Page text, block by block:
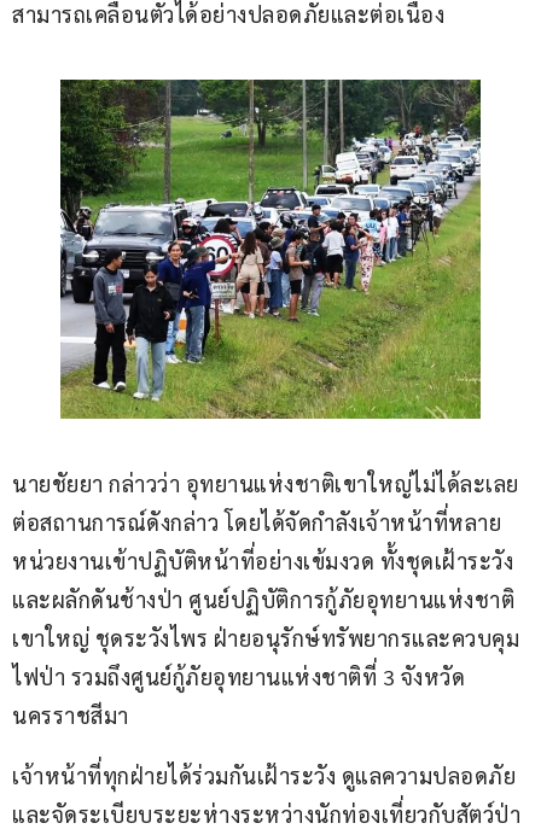
สามารถเคลื่อนตัวได้อย่างปลอดภัยและต่อเนื่อง
นายชัยยา กล่าวว่า อุทยานแห่งชาติเขาใหญ่ไม่ได้ละเลย
ต่อสถานการณ์ดังกล่าว โดยได้จัดกำลังเจ้าหน้าที่หลาย
หน่วยงานเข้าปฏิบัติหน้าที่อย่างเข้มงวด ทั้งชุดเฝ้าระวัง
และผลักดันช้างป่า ศูนย์ปฏิบัติการกู้ภัยอุทยานแห่งชาติ
เขาใหญ่ ชุดระวังไพร ฝ่ายอนุรักษ์ทรัพยากรและควบคุม
ไฟป่า รวมถึงศูนย์กู้ภัยอุทยานแห่งชาติที่ 3 จังหวัด
นครราชสีมา
เจ้าหน้าที่ทุกฝ่ายได้ร่วมกันเฝ้าระวัง ดูแลความปลอดภัย
และจัดระเบียบระยะห่างระหว่างนักท่องเที่ยวกับสัตว์ป่า